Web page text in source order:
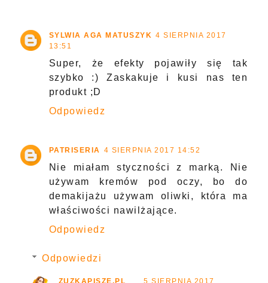
SYLWIA AGA MATUSZYK 4 SIERPNIA 2017
13:51
Super, że efekty pojawiły się tak
szybko :) Zaskakuje i kusi nas ten
produkt ;D
Odpowiedz
PATRISERIA 4 SIERPNIA 2017 14:52
Nie miałam styczności z marką. Nie
używam kremów pod oczy, bo do
demakijażu używam oliwki, która ma
właściwości nawilżające.
Odpowiedz
Odpowiedzi
ZUZKAPISZE.PL
5 SIERPNIA 2017